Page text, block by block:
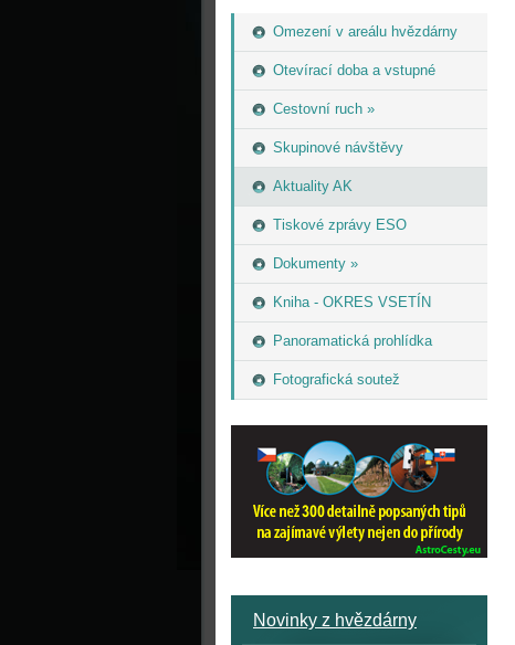
Omezení v areálu hvězdárny
Otevírací doba a vstupné
Cestovní ruch »
Skupinové návštěvy
Aktuality AK
Tiskové zprávy ESO
Dokumenty »
Kniha - OKRES VSETÍN
Panoramatická prohlídka
Fotografická soutež
Novinky z hvězdárny